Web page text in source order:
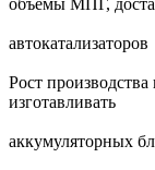
объемы МПГ,
автокатализаторов
Рост
изготавливать
аккумуляторных